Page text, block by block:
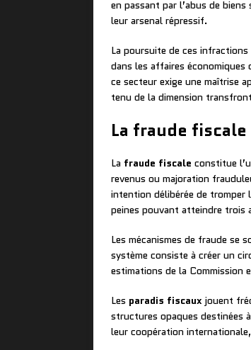
en passant par l’abus de
leur arsenal répressif.
La poursuite de ces
dans les affaires économiques
ce secteur exige une maîtrise
tenu de la dimension
La fraude
La fraude fiscale constitue
revenus ou majoration
intention délibérée de tromper
peines pouvant atteindre trois
Les mécanismes de fraude se
système consiste à créer un
estimations de la Commission
Les paradis fiscaux jouent
structures opaques destinées
leur coopération